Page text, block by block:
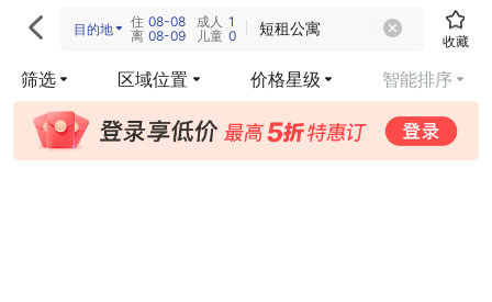
 目的地 住 08-08
离 08-09
成人 1
儿童 0 短租公寓
收藏
筛选 区域位置 价格星级 智能排序